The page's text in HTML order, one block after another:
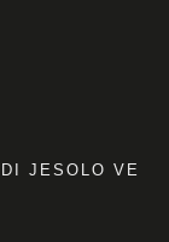
JESOLO VE